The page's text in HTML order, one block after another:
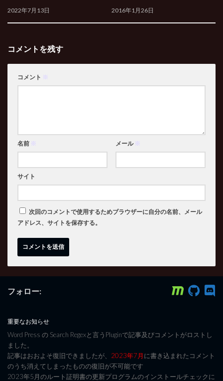
2022年7月13日 2016年1月26日
コメントを残す
コメント ※
名前 ※ メール ※
サイト
次回のコメントで使用するためブラウザーに自分の名前、メール
アドレス、サイトを保存する。
フォロー:
重要なお知らせ
Word Press の Search Regexと言うPluginで記事及びコメントがロストし
ました。
記事はおおよそ復旧できましたが、 2023年7月に書き込まれたコメント
のうち消えてしまったものの復旧が不可能です
2023年5月のルート証明書の更新プログラムのインストールチェックに